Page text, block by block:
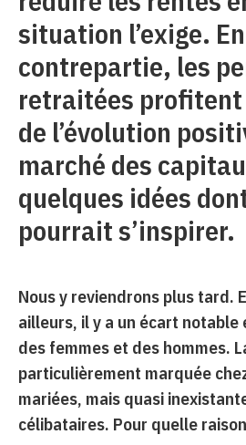
situation l’exige. En
contrepartie, les
retraitées
de l’évolution
marché des
quelques idées
pourrait s’inspirer.
Nous y reviendrons plus tard.
ailleurs, il y a un écart
des femmes et des hommes.
particulièrement marquée
mariées, mais quasi
célibataires. Pour quelle